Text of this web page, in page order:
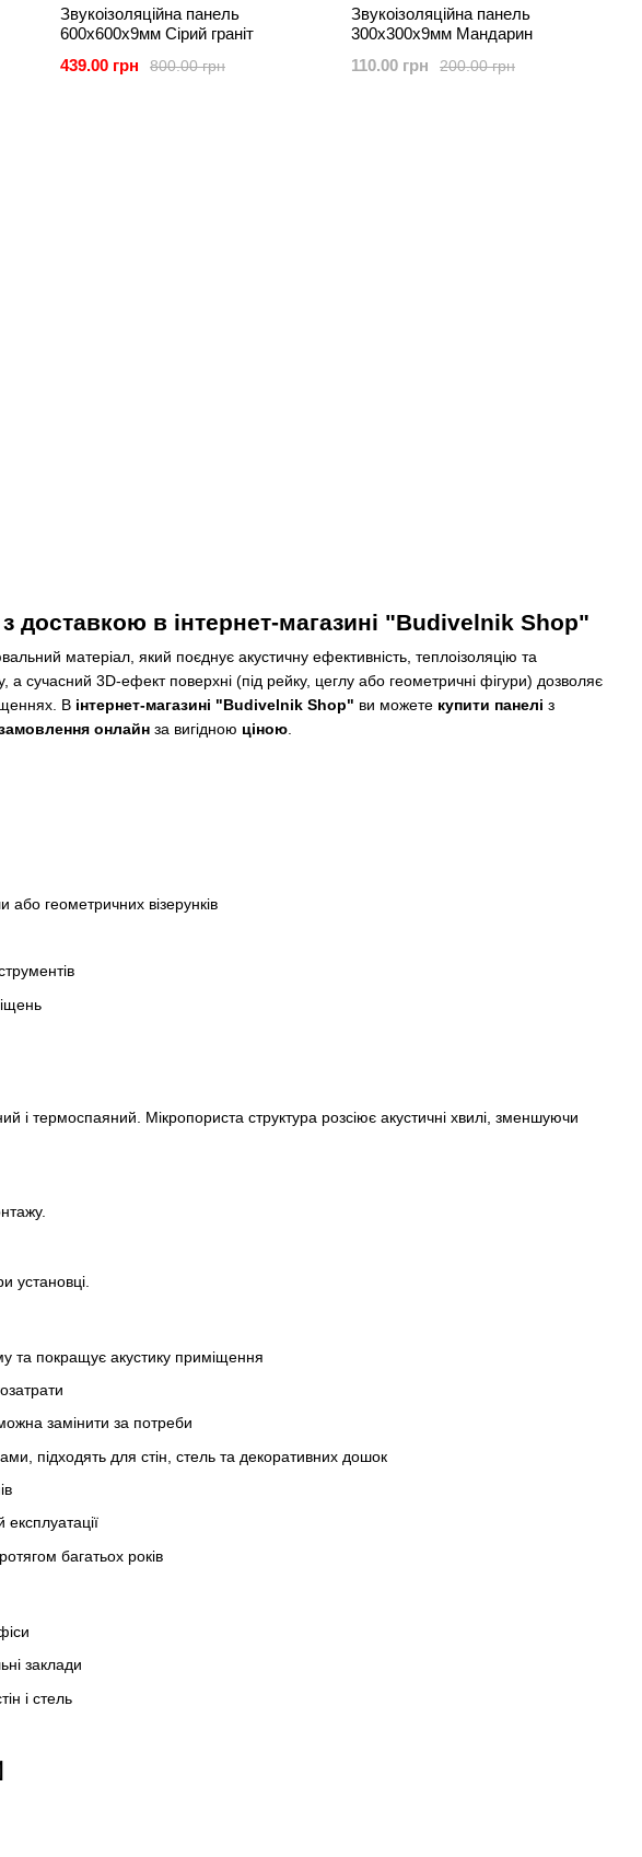
доставкою в інтернет-магазині "Budivelnik Shop"
матеріал, який поєднує акустичну ефективність, теплоізоляцію та
сучасний 3D-ефект поверхні (під рейку, цеглу або геометричні фігури) дозволяє
В інтернет-магазині "Budivelnik Shop" ви можете купити панелі з
онлайн за вигідною ціною
геометричних візерунків
і термоспаяний. Мікропориста структура розсіює акустичні хвилі, зменшуючи
установці.
та покращує акустику приміщення
замінити за потреби
підходять для стін, стель та декоративних дошок
багатьох років
заклади
і стель
Звукоізоляційна панель
600х600х9мм Сірий граніт
800.00 грн
439.00 грн
Звукоізоляційна панель
300х300х9мм Мандарин
200.00 грн
110.00 грн